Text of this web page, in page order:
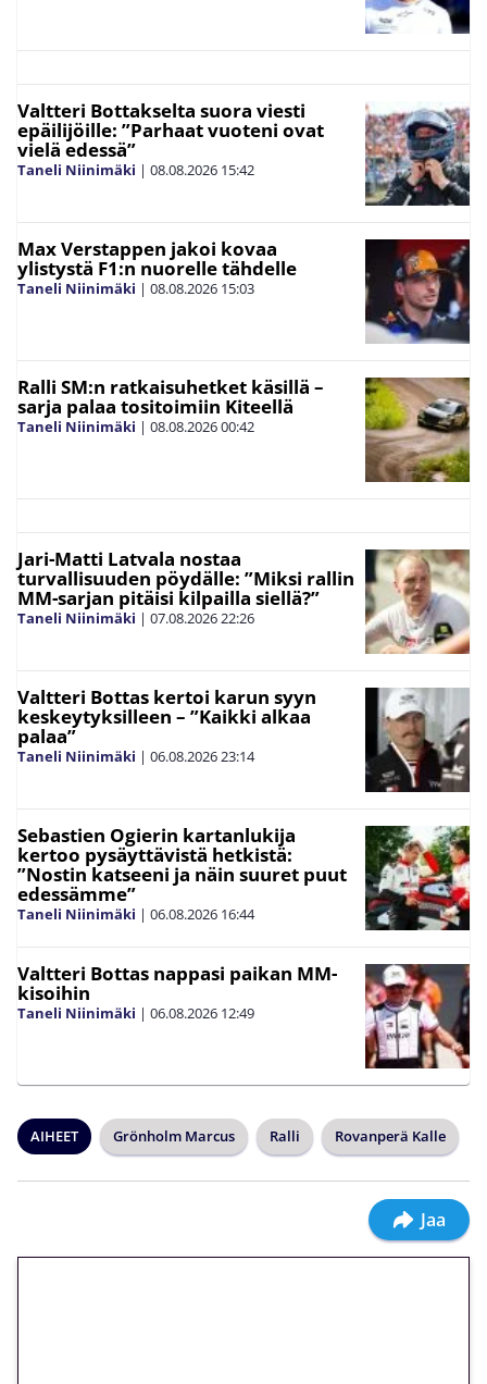
Valtteri Bottakselta suora viesti
epäilijöille: ”Parhaat vuoteni ovat
vielä edessä”
Taneli Niinimäki | 08.08.2026 15:42
Max Verstappen jakoi kovaa
ylistystä F1:n nuorelle tähdelle
Taneli Niinimäki | 08.08.2026 15:03
Ralli SM:n ratkaisuhetket käsillä –
sarja palaa tositoimiin Kiteellä
Taneli Niinimäki | 08.08.202600:42
Jari-Matti Latvala nostaa
turvallisuuden pöydälle: ”Miksi rallin
MM-sarjan pitäisi kilpailla siellä?”
Taneli Niinimäki | 07.08.202622:26
Valtteri Bottas kertoi karun syyn
keskeytyksilleen – ”Kaikki alkaa
palaa”
Taneli Niinimäki | 06.08.202623:14
Sebastien Ogierin kartanlukija
kertoo pysäyttävistä hetkistä:
”Nostin katseeni ja näin suuret puut
edessämme”
Taneli Niinimäki | 06.08.2026 16:44
Valtteri Bottas nappasi paikan MM-
kisoihin
Taneli Niinimäki | 06.08.2026 12:49
AIHEET Grönholm Marcus Ralli Rovanperä Kalle
Jaa